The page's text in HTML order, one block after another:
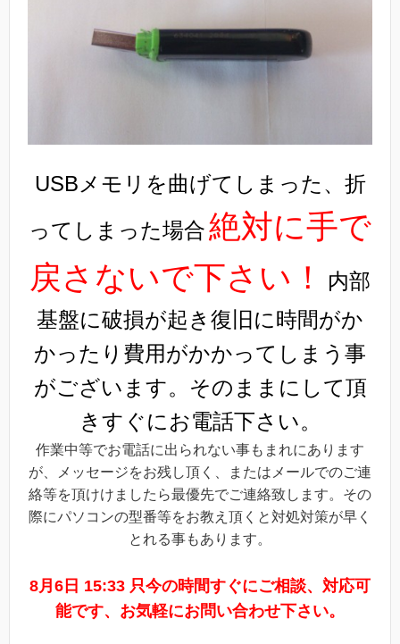
USBメモリを曲げてしまった、折
ってしまった場合絶対に手で
戻さないで下さい！
内部
基盤に破損が起き復旧に時間がか
かったり費用がかかってしまう事
がございます。そのままにして頂
きすぐにお電話下さい。
作業中等でお電話に出られない事もまれにあります
が、メッセージをお残し頂く、またはメールでのご連
絡等を頂けけましたら最優先でご連絡致します。その
際にパソコンの型番等をお教え頂くと対処対策が早く
とれる事もあります。
8月6日 15:33 只今の時間すぐにご相談、対応可
能です、お気軽にお問い合わせ下さい。